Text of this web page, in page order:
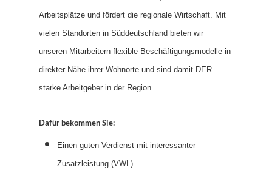
Arbeitsplätze und fördert die regionale Wirtschaft. Mit
vielen Standorten in Süddeutschland bieten wir
unseren Mitarbeitern flexible Beschäftigungsmodelle in
direkter Nähe ihrer Wohnorte und sind damit DER
starke Arbeitgeber in der Region.
Dafür bekommen Sie:
Einen guten Verdienst mit interessanter
Zusatzleistung (VWL)